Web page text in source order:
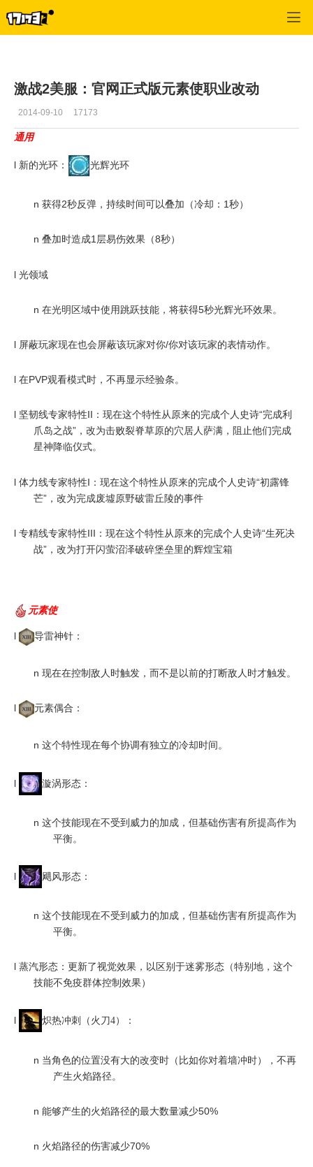
激战2美服：官网正式版元素使职业改动
2014-09-10 17173
通用
l 新的光环： 光辉光环
n 获得2秒反弹，持续时间可以叠加（冷却：1秒）
n 叠加时造成1层易伤效果（8秒）
l 光领域
n 在光明区域中使用跳跃技能，将获得5秒光辉光环效果。
l 屏蔽玩家现在也会屏蔽该玩家对你/你对该玩家的表情动作。
l 在PVP观看模式时，不再显示经验条。
l 坚韧线专家特性II：现在这个特性从原来的完成个人史诗“完成利
爪岛之战”，改为击败裂脊草原的穴居人萨满，阻止他们完成
星神降临仪式。
l 体力线专家特性I：现在这个特性从原来的完成个人史诗“初露锋
芒”，改为完成废墟原野破雷丘陵的事件
l 专精线专家特性III：现在这个特性从原来的完成个人史诗“生死决
战”，改为打开闪萤沼泽破碎堡垒里的辉煌宝箱
元素使
l 导雷神针：
n 现在在控制敌人时触发，而不是以前的打断敌人时才触发。
l 元素偶合：
n 这个特性现在每个协调有独立的冷却时间。
l 漩涡形态：
n 这个技能现在不受到威力的加成，但基础伤害有所提高作为
平衡。
l 飓风形态：
n 这个技能现在不受到威力的加成，但基础伤害有所提高作为
平衡。
l 蒸汽形态：更新了视觉效果，以区别于迷雾形态（特别地，这个
技能不免疫群体控制效果）
l 炽热冲刺（火刀4）：
n 当角色的位置没有大的改变时（比如你对着墙冲时），不再
产生火焰路径。
n 能够产生的火焰路径的最大数量减少50%
n 火焰路径的伤害减少70%